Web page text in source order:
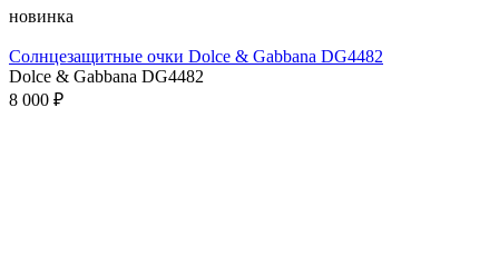
новинка
Солнцезащитные очки Dolce & Gabbana DG4482
Dolce & Gabbana DG4482
8 000 ₽